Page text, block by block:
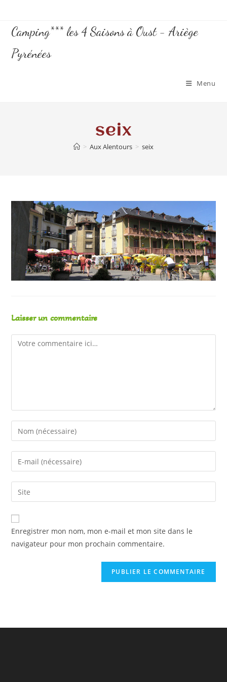
Camping*** les 4 Saisons à Oust - Ariège
Pyrénées
Menu
seix
> Aux Alentours > seix
Laisser un commentaire
Enregistrer mon nom, mon e-mail et mon site dans le
navigateur pour mon prochain commentaire.